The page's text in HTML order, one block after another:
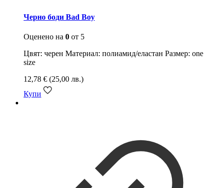
Черно боди Bad Boy
Оценено на 0 от 5
Цвят: черен Материал: полиамид/еластан Размер: one
size
12,78 € (25,00 лв.)
Купи